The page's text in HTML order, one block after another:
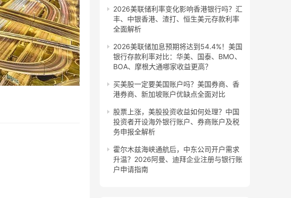
2026美联储利率变化影响香港银行吗？汇
丰、中银香港、渣打、恒生美元存款利率
全面解析
2026美联储加息预期将达到54.4%！美国
银行存款利率对比：华美、国泰、BMO、
BOA、摩根大通哪家收益更高？
买美股一定要美国账户吗？美国券商、香
港券商、新加坡账户优缺点全面对比
股票上涨，美股投资收益如何处理？中国
投资者开设海外银行账户、券商账户及税
务申报全解析
霍尔木兹海峡通航后，中东公司开户需求
升温？2026阿曼、迪拜企业注册与银行账
户申请指南